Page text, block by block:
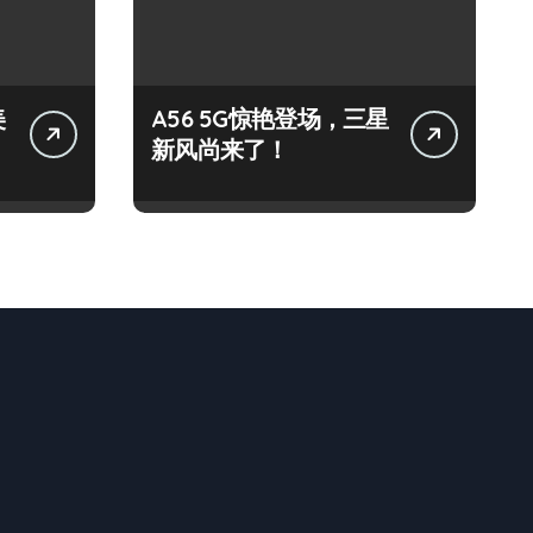
A56 5G惊艳登场，三星
新风尚来了！